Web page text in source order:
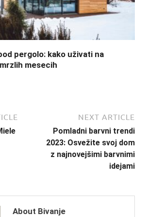
pergolo: kako uživati na
mesecih
NEXT ARTICLE
Pomladni barvni trendi
2023: Osvežite svoj dom
z najnovejšimi barvnimi
idejami
About Bivanje